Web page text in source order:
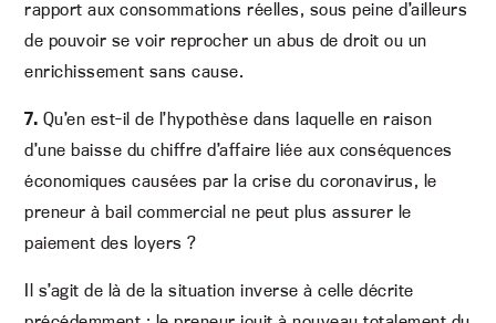
rapport aux consommations réelles, sous peine d’ailleurs
de pouvoir se voir reprocher un abus de droit ou un
enrichissement sans cause.
7. Qu’en est-il de l’hypothèse dans laquelle en raison
d’une baisse du chiffre d’affaire liée aux conséquences
économiques causées par la crise du coronavirus, le
preneur à bail commercial ne peut plus assurer le
paiement des loyers ?
Il s’agit de là de la situation inverse à celle décrite